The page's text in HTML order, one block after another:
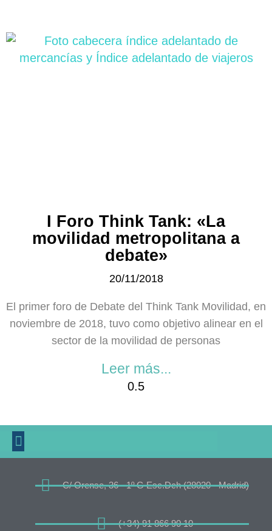
I Foro Think Tank: «La
movilidad metropolitana a
debate»
20/11/2018
El primer foro de Debate del Think Tank Movilidad, en
noviembre de 2018, tuvo como objetivo alinear en el
sector de la movilidad de personas
Leer más...
C/ Orense, 36 - 1º G Esc.Dch (28020 - Madrid)
(+34) 91 866 90 10